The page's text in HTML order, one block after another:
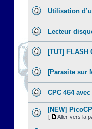
Utilisation
Lecteur
[TUT] FLASH
[Parasite sur
CPC 464
[NEW]
[ Aller vers la